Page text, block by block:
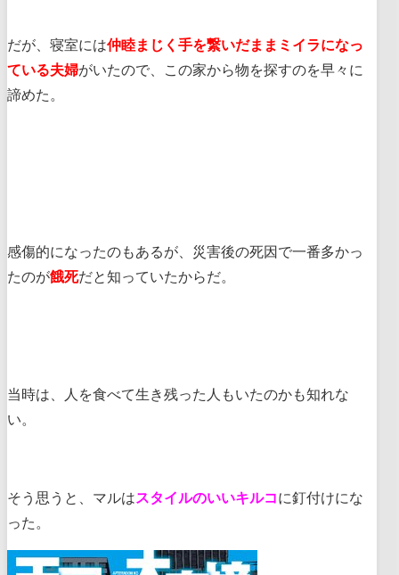
だが、寝室には仲睦まじく手を繋いだままミイラになっ
ている夫婦がいたので、この家から物を探すのを早々に
諦めた。
感傷的になったのもあるが、災害後の死因で一番多かっ
たのが餓死だと知っていたからだ。
当時は、人を食べて生き残った人もいたのかも知れな
い。
そう思うと、マルはスタイルのいいキルコに釘付けにな
った。